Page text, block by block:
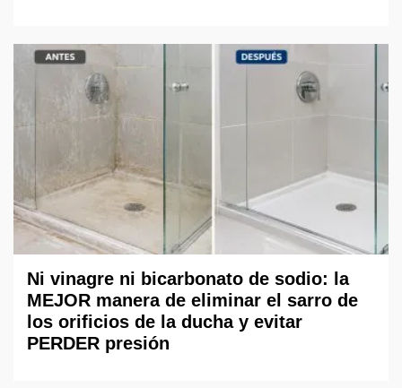
Ni vinagre ni bicarbonato de sodio: la
MEJOR manera de eliminar el sarro de
los orificios de la ducha y evitar
PERDER presión